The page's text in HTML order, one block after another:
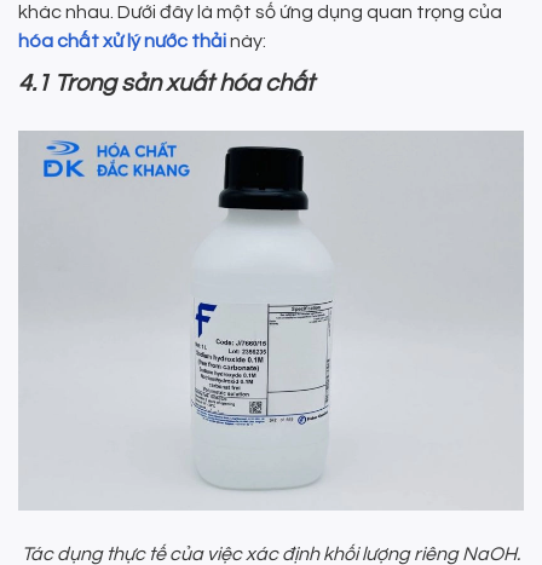
khác nhau. Dưới đây là một số ứng dụng quan trọng của
hóa chất xử lý nước thảinày:
4.1 Trong sản xuất hóa chất
Tác dụng thực tế của việc xác định khối lượng riêng NaOH.